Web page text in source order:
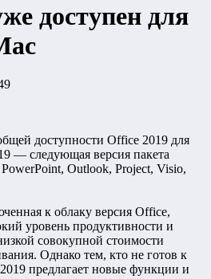
доступен для
доступности Office 2019 для
— следующая версия пакета
Outlook, Project, Visio,
к облаку версия Office,
уровень продуктивности и
совокупной стоимости
Однако тем, кто не готов к
предлагает новые функции и